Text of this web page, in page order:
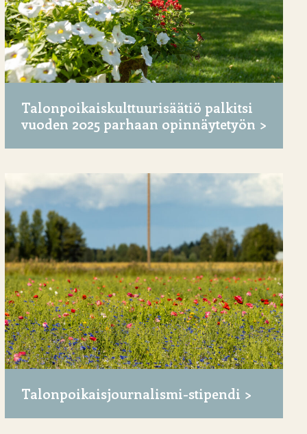
Talonpoikaiskulttuurisäätiö palkitsi
vuoden 2025 parhaan opinnäytetyön
Talonpoikaisjournalismi-stipendi